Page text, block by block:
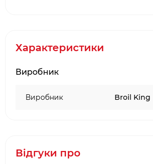
Губка для чищення 17688 має
для очищення решіток
для протирання та
Характеристики
Виробник
Виробник Broil King
Відгуки про